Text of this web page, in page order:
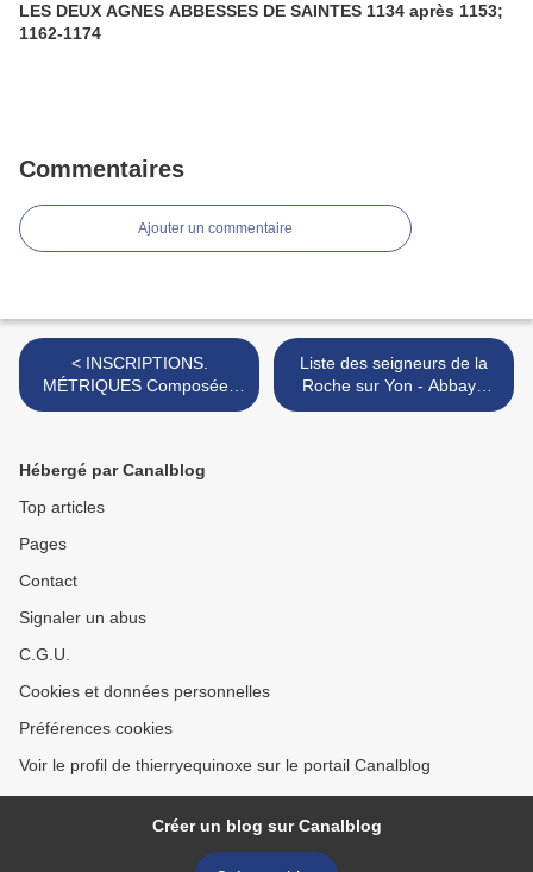
LES DEUX AGNES ABBESSES DE SAINTES 1134 après 1153;
1162-1174
Commentaires
Ajouter un commentaire
< INSCRIPTIONS.
MÉTRIQUES Composées
par ALCUIN pour les
Liste des seigneurs de la
Roche sur Yon - Abbaye
des Fontenelles >
Hébergé par Canalblog
Top articles
Pages
Contact
Signaler un abus
C.G.U.
Cookies et données personnelles
Préférences cookies
Voir le profil de thierryequinoxe sur le portail Canalblog
Créer un blog sur Canalblog